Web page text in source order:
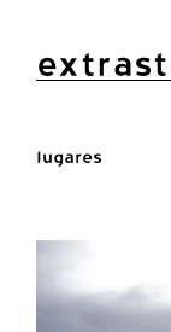
lugares